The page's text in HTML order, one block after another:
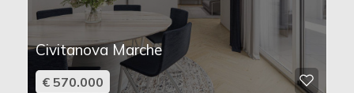
Civitanova Marche
€ 570.000